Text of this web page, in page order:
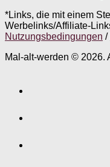
*Links, die mit einem
Werbelinks/Affiliate-
Nutzungsbedingungen /
Mal-alt-werden © 2026.